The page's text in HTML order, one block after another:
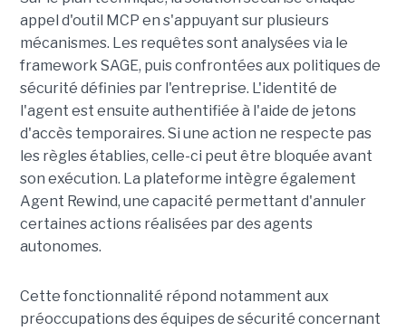
appel d'outil MCP en s'appuyant sur plusieurs
mécanismes. Les requêtes sont analysées via le
framework SAGE, puis confrontées aux politiques de
sécurité définies par l'entreprise. L'identité de
l'agent est ensuite authentifiée à l'aide de jetons
d'accès temporaires. Si une action ne respecte pas
les règles établies, celle-ci peut être bloquée avant
son exécution. La plateforme intègre également
Agent Rewind, une capacité permettant d'annuler
certaines actions réalisées par des agents
autonomes.
Cette fonctionnalité répond notamment aux
préoccupations des équipes de sécurité concernant